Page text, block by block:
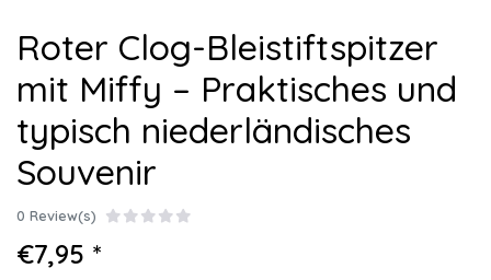
Roter Clog-Bleistiftspitzer
mit Miffy – Praktisches und
typisch niederländisches
Souvenir
0 Review(s)
€7,95 *